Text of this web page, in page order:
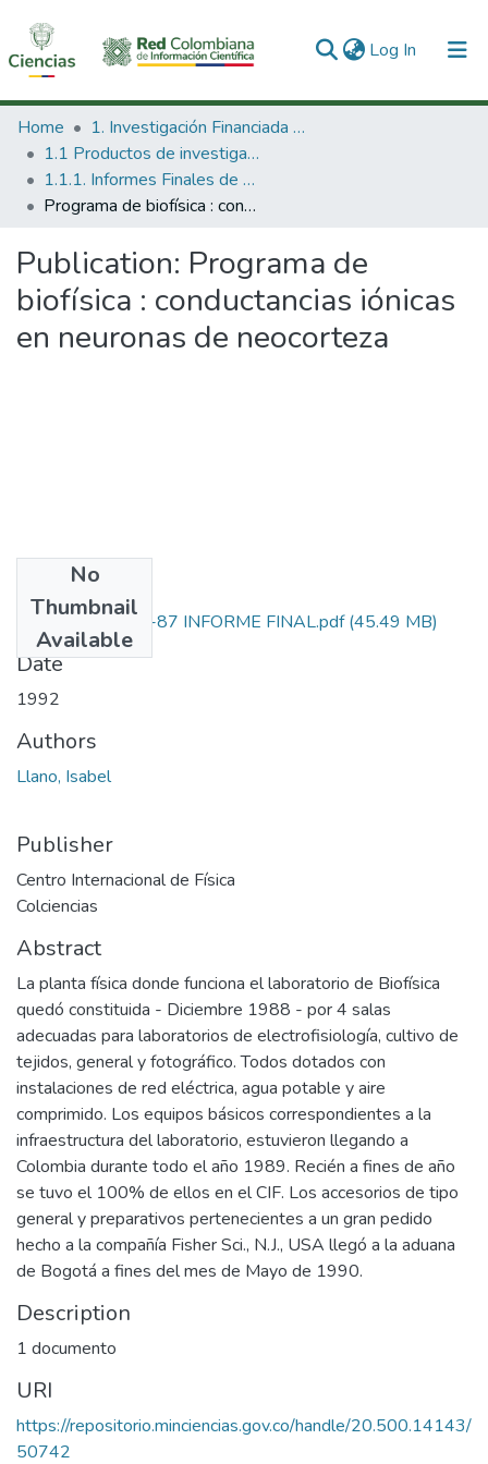
Log In (current)
Communities & Collections
All of DSpace
Statistics
Home
1. Investigación Financiada con Recursos Públicos
1.1 Productos de investigación
1.1.1. Informes Finales de Proyectos de Investigación
Programa de biofísica : conductancias iónicas en neuronas de neocorteza
Publication: Programa de
biofísica : conductancias iónicas
en neuronas de neocorteza
No
Thumbnail
Available
2228-05-003-87 INFORME FINAL.pdf(45.49 MB)
Date
1992
Authors
Llano, Isabel
Publisher
Centro Internacional de Física
Colciencias
Abstract
La planta física donde funciona el laboratorio de Biofísica
quedó constituida - Diciembre 1988 - por 4 salas
adecuadas para laboratorios de electrofisiología, cultivo de
tejidos, general y fotográfico. Todos dotados con
instalaciones de red eléctrica, agua potable y aire
comprimido. Los equipos básicos correspondientes a la
infraestructura del laboratorio, estuvieron llegando a
Colombia durante todo el año 1989. Recién a fines de año
se tuvo el 100% de ellos en el CIF. Los accesorios de tipo
general y preparativos pertenecientes a un gran pedido
hecho a la compañía Fisher Sci., N.J., USA llegó a la aduana
de Bogotá a fines del mes de Mayo de 1990.
Description
1 documento
URI
https://repositorio.minciencias.gov.co/handle/20.500.14143/
50742